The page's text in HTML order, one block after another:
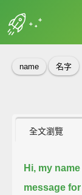
name 名字
全文瀏覽
Hi, my
message